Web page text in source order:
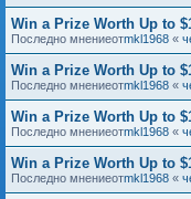
Win a Prize Worth Up to
Последно мнениеотmkl1968 «
Win a Prize Worth Up to
Последно мнениеотmkl1968 «
Win a Prize Worth Up to
Последно мнениеотmkl1968 «
Win a Prize Worth Up to
Последно мнениеотmkl1968 «